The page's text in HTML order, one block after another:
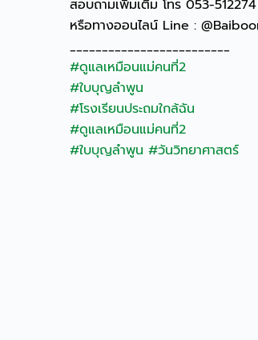
สอบถามเพิ่มเติม โทร 053-
หรือทางออนไลน์ Line :
_________________________
#ดูแลเหมือนแม่คนที่2
#ใบบุญลำพูน
#โรงเรียนประถมใกล้ฉัน
#ดูแลเหมือนแม่คนที่2
#ใบบุญลำพูน #วันวิทยาศาสตร์